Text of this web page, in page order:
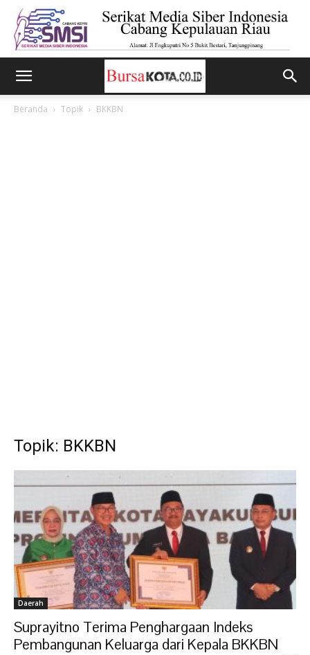
Beranda Topik BKKBN
Topik: BKKBN
Daerah
Suprayitno Terima Penghargaan Indeks
Pembangunan Keluarga dari Kepala BKKBN